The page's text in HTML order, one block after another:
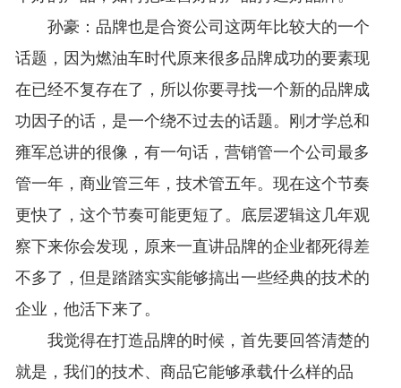
孙豪：品牌也是合资公司这两年比较大的一个
话题，因为燃油车时代原来很多品牌成功的要素现
在已经不复存在了，所以你要寻找一个新的品牌成
功因子的话，是一个绕不过去的话题。刚才学总和
雍军总讲的很像，有一句话，营销管一个公司最多
管一年，商业管三年，技术管五年。现在这个节奏
更快了，这个节奏可能更短了。底层逻辑这几年观
察下来你会发现，原来一直讲品牌的企业都死得差
不多了，但是踏踏实实能够搞出一些经典的技术的
企业，他活下来了。
我觉得在打造品牌的时候，首先要回答清楚的
就是，我们的技术、商品它能够承载什么样的品